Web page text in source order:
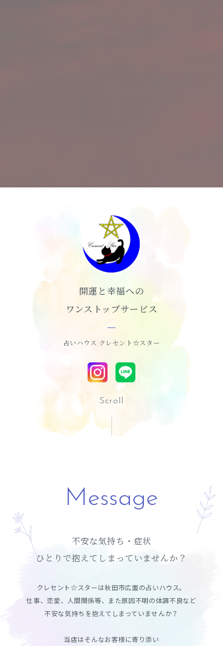
開運と幸福への
ワンストップサービス
占いハウス クレセント☆スター
Scroll
Message
不安な気持ち・症状
ひとりで抱えてしまっていませんか？
クレセント☆スターは秋田市広面の占いハウス。
仕事、恋愛、人間関係等、また原因不明の体調不良など
不安な気持ちを抱えてしまっていませんか？
当店はそんなお客様に寄り添い